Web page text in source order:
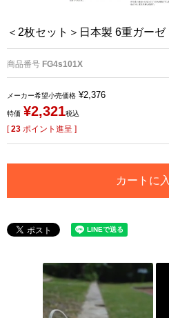
＜2枚セット＞日本製 6重ガー
商品番号 FG4s101X
メーカー希望小売価格 ¥2,376
特価 ¥2,321税込
[23 ポイント進呈 ]
カートに